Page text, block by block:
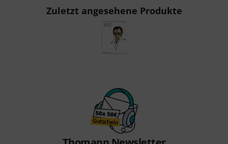
Zuletzt angesehene Produkte